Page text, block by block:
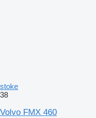
stoke
38
Volvo FMX 460